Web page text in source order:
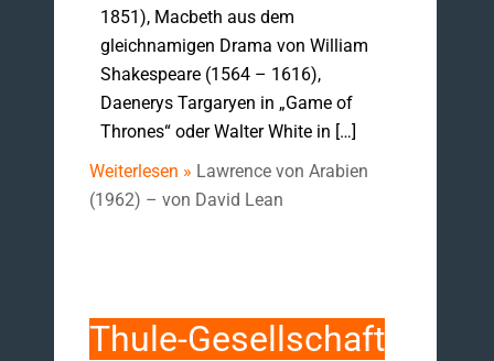
1851), Macbeth aus dem
gleichnamigen Drama von William
Shakespeare (1564 – 1616),
Daenerys Targaryen in „Game of
Thrones“ oder Walter White in […]
Weiterlesen » Lawrence von Arabien
(1962) – von David Lean
Thule-Gesellschaft